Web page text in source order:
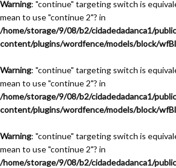
Warning: "continue" targeting switch is
mean to use "continue 2"? in
/home/storage/9/08/b2/cidadedadanca1/
content/plugins/wordfence/models/block/
Warning: "continue" targeting switch is
mean to use "continue 2"? in
/home/storage/9/08/b2/cidadedadanca1/
content/plugins/wordfence/models/block/
Warning: "continue" targeting switch is
mean to use "continue 2"? in
/home/storage/9/08/b2/cidadedadanca1/